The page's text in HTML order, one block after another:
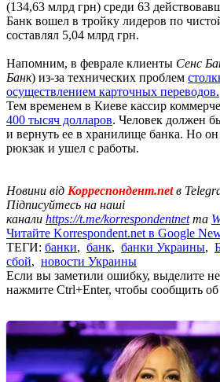
(134,63 млрд грн) среди 63
Банк вошел в тройку лидеров по
составлял 5,04 млрд грн.
Напомним, в феврале клиенты Сенс
Банк) из-за технических проблем
осуществлением карточных переводов.
Тем временем в Киеве кассир
400 тысяч долларов. Человек должен
и вернуть ее в хранилище банка. Но
рюкзак и ушел с работы.
Новини від Корреспондент.netв
Підписуйтесь на наші
канали https://t.me/korrespondentnetта
Читайте Korrespondent.net в Google
ТЕГИ: банки, банк, банки Украины,
сбой, новости Украины
Если вы заметили ошибку, выделите
нажмите Ctrl+Enter, чтобы сообщить